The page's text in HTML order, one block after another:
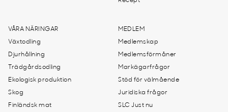
VÅRA NÄRINGAR
Växtodling
Djurhållning
Trädgårdsodling
Ekologisk produktion
Skog
Finländsk mat
MEDLEM
Medlemskap
Medlemsförmåner
Markägarfrågor
Stöd för välmående
Juridiska frågor
SLC Just nu